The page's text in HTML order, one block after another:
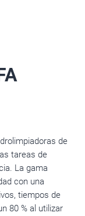
de
tareas de
La gama
con una
tiempos de
80 % al utilizar